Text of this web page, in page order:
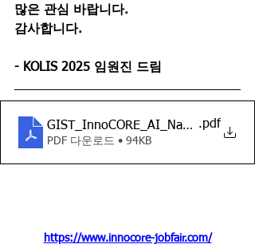
많은 관심 바랍니다.
감사합니다.
- KOLIS 2025 임원진 드림
GIST_InnoCORE_AI_Nano_초청안내
.pdf
PDF 다운로드 • 94KB
https://www.innocore-jobfair.com/